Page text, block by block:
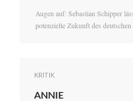
Augen auf: Sebastian Schipper
potenzielle Zukunft des
KRITIK
ANNIE